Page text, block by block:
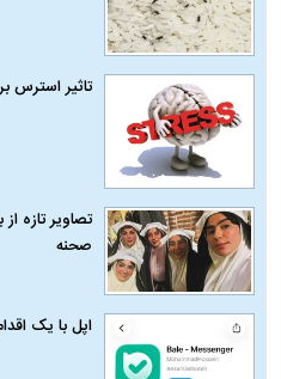
تاثیر استرس
تصاویر تازه
صحنه
اپل با یک